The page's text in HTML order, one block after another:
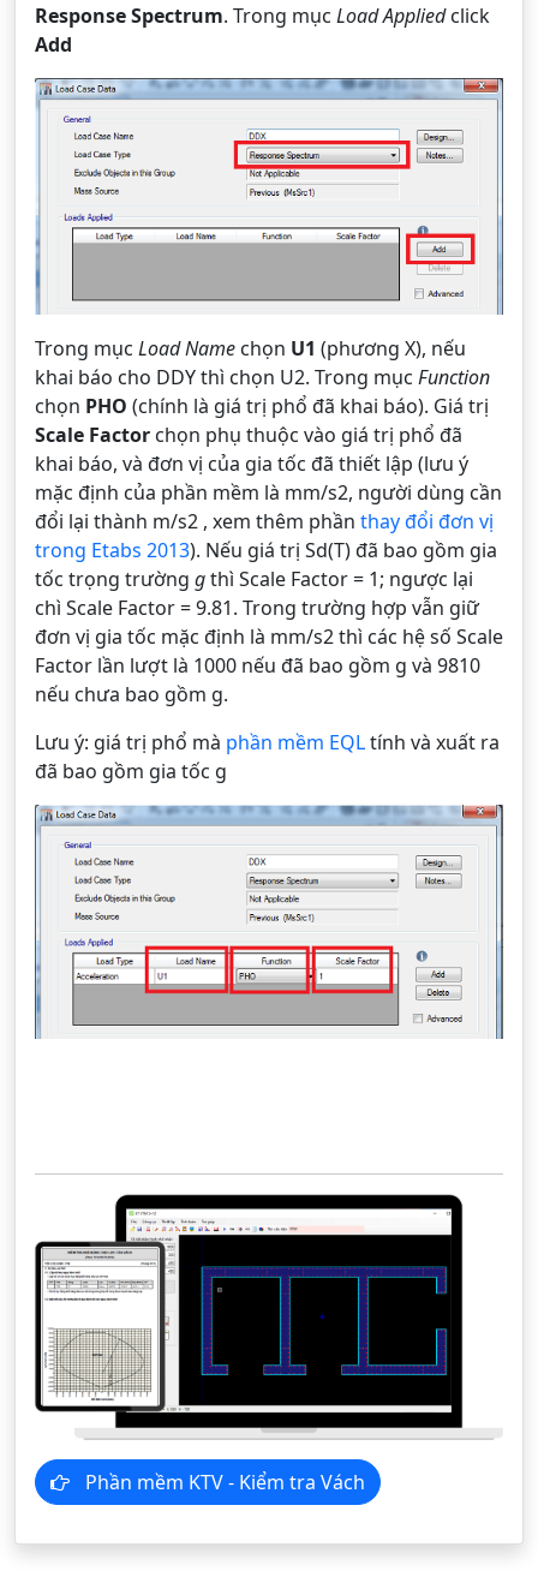
Response Spectrum. Trong mục Load Appliedclick
Add
Trong mục Load Name chọn U1 (phương X), nếu
khai báo cho DDY thì chọn U2. Trong mục Function
chọn PHO (chính là giá trị phổ đã khai báo). Giá trị
Scale Factor chọn phụ thuộc vào giá trị phổ đã
khai báo, và đơn vị của gia tốc đã thiết lập (lưu ý
mặc định của phần mềm là mm/s2, người dùng cần
đổi lại thành m/s2 , xem thêm phần thay đổi đơn vị
trong Etabs 2013). Nếu giá trị Sd(T) đã bao gồm gia
tốc trọng trường gthì Scale Factor = 1; ngược lại
chì Scale Factor = 9.81. Trong trường hợp vẫn giữ
đơn vị gia tốc mặc định là mm/s2 thì các hệ số Scale
Factor lần lượt là 1000 nếu đã bao gồm g và 9810
nếu chưa bao gồm g.
Lưu ý: giá trị phổ mà phần mềm EQLtính và xuất ra
đã bao gồm gia tốc g
Phần mềm KTV - Kiểm tra Vách